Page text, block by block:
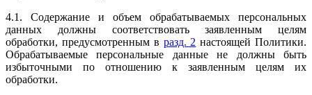
4.1. Содержание и объем обрабатываемых персональных
данных должны соответствовать заявленным целям
обработки, предусмотренным в разд. 2 настоящей Политики.
Обрабатываемые персональные данные не должны быть
избыточными по отношению к заявленным целям их
обработки.